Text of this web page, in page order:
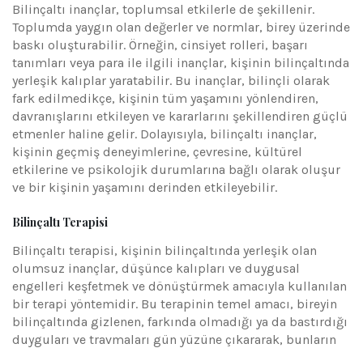
Bilinçaltı inançlar, toplumsal etkilerle de şekillenir.
Toplumda yaygın olan değerler ve normlar, birey üzerinde
baskı oluşturabilir. Örneğin, cinsiyet rolleri, başarı
tanımları veya para ile ilgili inançlar, kişinin bilinçaltında
yerleşik kalıplar yaratabilir. Bu inançlar, bilinçli olarak
fark edilmedikçe, kişinin tüm yaşamını yönlendiren,
davranışlarını etkileyen ve kararlarını şekillendiren güçlü
etmenler haline gelir. Dolayısıyla, bilinçaltı inançlar,
kişinin geçmiş deneyimlerine, çevresine, kültürel
etkilerine ve psikolojik durumlarına bağlı olarak oluşur
ve bir kişinin yaşamını derinden etkileyebilir.
Bilinçaltı Terapisi
Bilinçaltı terapisi, kişinin bilinçaltında yerleşik olan
olumsuz inançlar, düşünce kalıpları ve duygusal
engelleri keşfetmek ve dönüştürmek amacıyla kullanılan
bir terapi yöntemidir. Bu terapinin temel amacı, bireyin
bilinçaltında gizlenen, farkında olmadığı ya da bastırdığı
duyguları ve travmaları gün yüzüne çıkararak, bunların